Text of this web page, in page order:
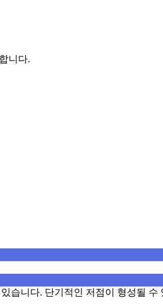
니다.
습니다. 단기적인 저점이 형성될 수